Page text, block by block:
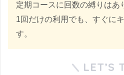
定期コースに回数の縛りはあ
1回だけの利用でも、すぐに
す。
LET’S